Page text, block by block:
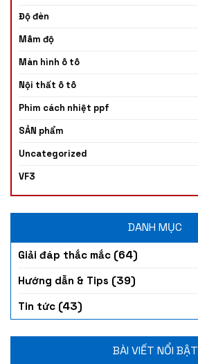
Độ đèn
Mâm độ
Màn hình ô tô
Nội thất ô tô
Phim cách nhiệt ppf
SẢN phẩm
Uncategorized
VF3
DANH MỤC
Giải đáp thắc mắc (64)
Hướng dẫn & Tips (39)
Tin tức (43)
BÀI VIẾT NỔI BẬT